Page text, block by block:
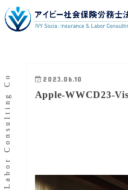
2023.06.10
Apple-WWCD23-